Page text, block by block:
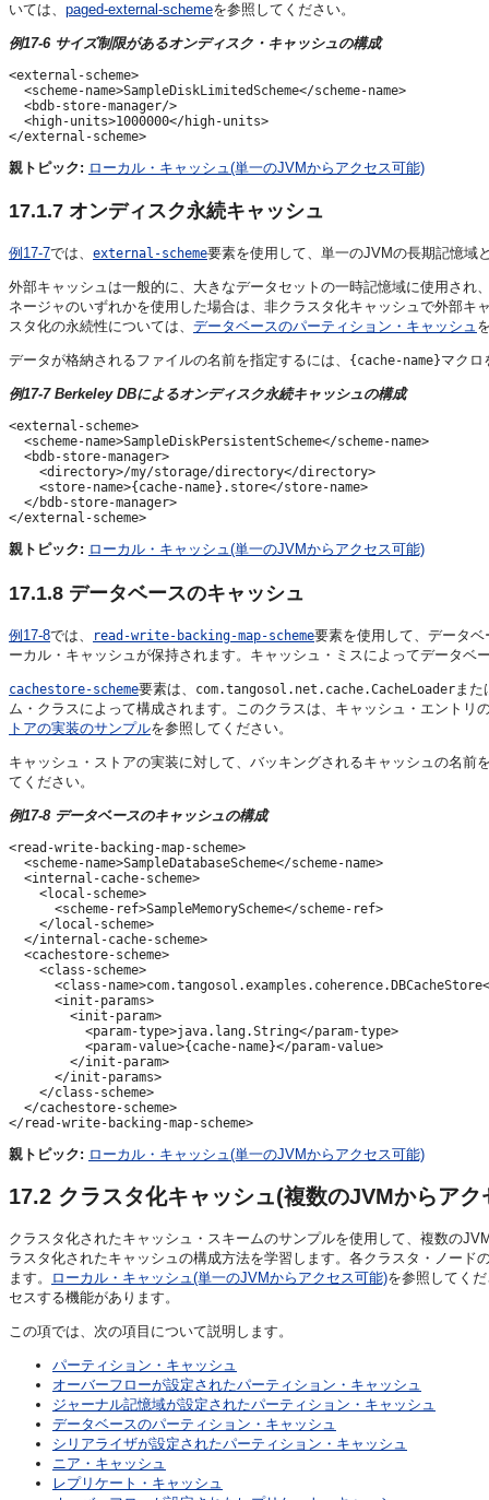
いては、 paged-external-schemeを参照してください。
例17-6 サイズ制限があるオンディスク・キャッシュの構成
<external-scheme>
  <scheme-name>SampleDiskLimitedScheme</scheme-name>
  <bdb-store-manager/>
  <high-units>1000000</high-units>
親トピック: ローカル・キャッシュ(単一のJVMからアクセス可能)
17.1.7 オンディスク永続キャッシュ
例17-7では、 external-scheme要素を使用して、単一のJVMの長期記憶域
外部キャッシュは一般的に、大きなデータセットの一時記憶域に使用され
ネージャのいずれかを使用した場合は、非クラスタ化キャッシュで外部キ
スタ化の永続性については、 データベースのパーティション・キャッシュ
データが格納されるファイルの名前を指定するには、 {cache-name}マクロ
例17-7 Berkeley DBによるオンディスク永続キャッシュの構成
<external-scheme>
  <scheme-name>SampleDiskPersistentScheme</scheme-name>
  <bdb-store-manager>
    <directory>/my/storage/directory</directory>
    <store-name>{cache-name}.store</store-name>
  </bdb-store-manager>
親トピック: ローカル・キャッシュ(単一のJVMからアクセス可能)
17.1.8 データベースのキャッシュ
例17-8では、 read-write-backing-map-scheme要素を使用して、データ
ーカル・キャッシュが保持されます。キャッシュ・ミスによってデータ
cachestore-scheme要素は、 com.tangosol.net.cache.CacheLoader また
ム・クラスによって構成されます。このクラスは、キャッシュ・エント
トアの実装のサンプルを参照してください。
キャッシュ・ストアの実装に対して、バッキングされるキャッシュの名前
てください。
例17-8 データベースのキャッシュの構成
<read-write-backing-map-scheme>
  <scheme-name>SampleDatabaseScheme</scheme-name>
  <internal-cache-scheme>
    <local-scheme>
      <scheme-ref>SampleMemoryScheme</scheme-ref>
    </local-scheme>
  </internal-cache-scheme>
  <cachestore-scheme>
    <class-scheme>
<class-
      <init-params>
        <init-param>
          <param-type>java.lang.String</param-type>
          <param-value>{cache-name}</param-value>
        </init-param>
      </init-params>
    </class-scheme>
  </cachestore-scheme>
親トピック: ローカル・キャッシュ(単一のJVMからアクセス可能)
17.2 クラスタ化キャッシュ(複数のJVMからアク
クラスタ化されたキャッシュ・スキームのサンプルを使用して、複数の
ラスタ化されたキャッシュの構成方法を学習します。 各クラスタ・ノード
ます。
ローカル・キャッシュ(単一のJVMからアクセス可能)を参照してく
セスする機能があります。
この項では、次の項目について説明します。
パーティション・キャッシュ
オーバーフローが設定されたパーティション・キャッシュ
ジャーナル記憶域が設定されたパーティション・キャッシュ
データベースのパーティション・キャッシュ
シリアライザが設定されたパーティション・キャッシュ
ニア・キャッシュ
レプリケート・キャッシュ